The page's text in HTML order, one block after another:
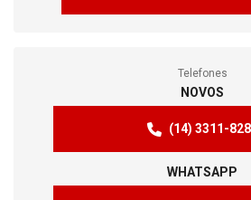
Telefones
NOVOS
(14) 3311-
WHATSAPP